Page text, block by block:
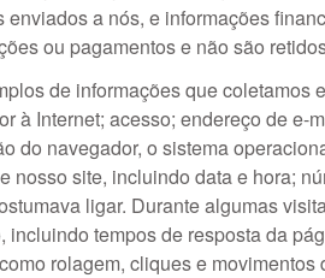
a nós, e informações
ou pagamentos e não são
de informações que coletamos
à Internet; acesso; endereço de e-
do navegador, o sistema
site, incluindo data e hora;
ligar. Durante algumas
tempos de resposta da
rolagem, cliques e